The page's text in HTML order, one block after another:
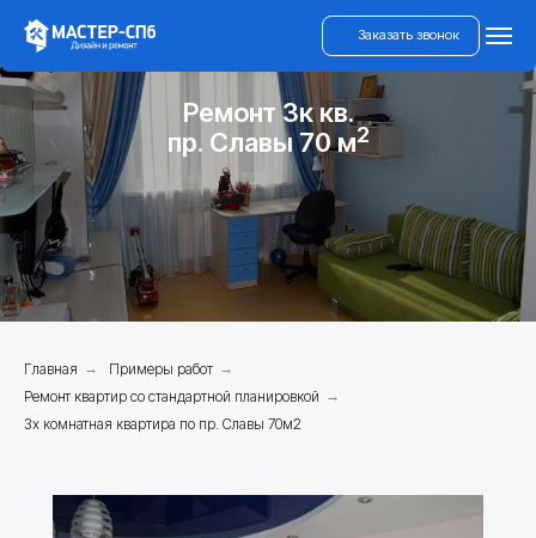
Заказать звонок
Ремонт 3к кв.
пр. Славы 70 м2
Главная → Примеры работ →
Ремонт квартир со стандартной планировкой →
3х комнатная квартира по пр. Славы 70м2